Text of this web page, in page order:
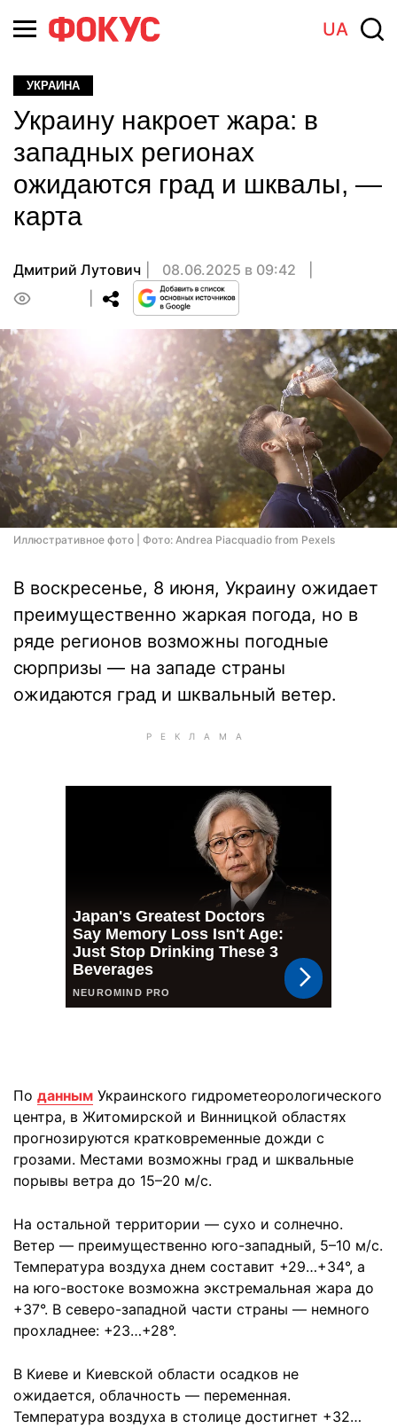
UA
УКРАИНА
Украину накроет жара: в
западных регионах
ожидаются град и шквалы, —
карта
Дмитрий Лутович
08.06.2025 в 09:42
Иллюстративное фото | Фото: Andrea Piacquadio from Pexels
В воскресенье, 8 июня, Украину ожидает
преимущественно жаркая погода, но в
ряде регионов возможны погодные
сюрпризы — на западе страны
ожидаются град и шквальный ветер.
По данным Украинского гидрометеорологического
центра, в Житомирской и Винницкой областях
прогнозируются кратковременные дожди с
грозами. Местами возможны град и шквальные
порывы ветра до 15–20 м/с.
На остальной территории — сухо и солнечно.
Ветер — преимущественно юго-западный, 5–10 м/с.
Температура воздуха днем составит +29…+34°, а
на юго-востоке возможна экстремальная жара до
+37°. В северо-западной части страны — немного
прохладнее: +23…+28°.
В Киеве и Киевской области осадков не
ожидается, облачность — переменная.
Температура воздуха в столице достигнет +32…